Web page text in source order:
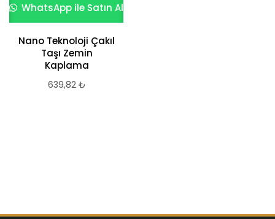
WhatsApp ile Satın Al
Nano Teknoloji Çakıl
Taşı Zemin
Kaplama
639,82 ₺